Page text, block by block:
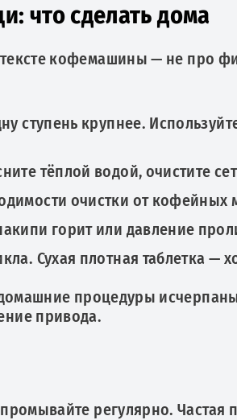
что сделать дома
кофемашины — не про
ступень крупнее.
тёплой водой, очистите
очистки от
горит или давление
Сухая плотная таблетка
процедуры
привода.
регулярно. Частая